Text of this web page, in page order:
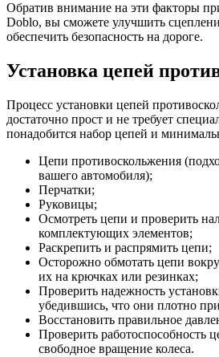
Обратив внимание на эти факторы
Doblo, вы сможете улучшить
обеспечить безопасность на дороге.
Установка цепей
Процесс установки цепей
достаточно прост и не требует
понадобится набор цепей и
Цепи противоскольжения
вашего автомобиля);
Перчатки;
Руковицы;
Осмотреть цепи и проверить
комплектующих элементов;
Раскрепить и распрямить цепи;
Осторожно обмотать цепи
их на крючках или резинках;
Проверить надежность
убедившись, что они плотно
Восстановить правильное
Проверить работоспособность
свободное вращение колеса.